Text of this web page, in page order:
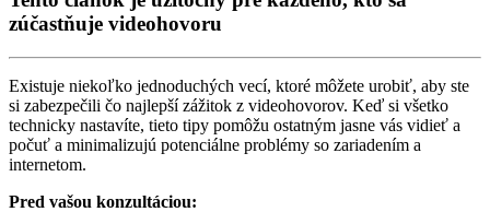
zúčastňuje videohovoru
Existuje niekoľko jednoduchých vecí, ktoré môžete urobiť, aby ste
si zabezpečili čo najlepší zážitok z videohovorov. Keď si všetko
technicky nastavíte, tieto tipy pomôžu ostatným jasne vás vidieť a
počuť a minimalizujú potenciálne problémy so zariadením a
internetom.
Pred vašou konzultáciou: